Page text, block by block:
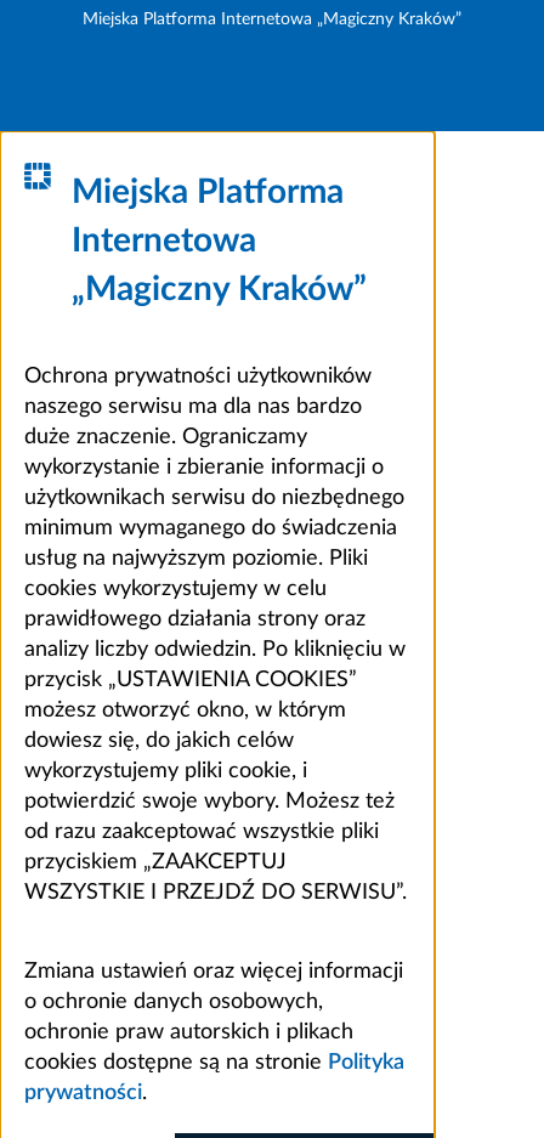
Miejska Platforma Internetowa „Magiczny Kraków”
Miejska Platforma
Internetowa
„Magiczny Kraków”
Ochrona prywatności użytkowników
naszego serwisu ma dla nas bardzo
duże znaczenie. Ograniczamy
wykorzystanie i zbieranie informacji o
użytkownikach serwisu do niezbędnego
minimum wymaganego do świadczenia
usług na najwyższym poziomie. Pliki
cookies wykorzystujemy w celu
prawidłowego działania strony oraz
analizy liczby odwiedzin. Po kliknięciu w
przycisk „USTAWIENIA COOKIES”
możesz otworzyć okno, w którym
dowiesz się, do jakich celów
wykorzystujemy pliki cookie, i
potwierdzić swoje wybory. Możesz też
od razu zaakceptować wszystkie pliki
przyciskiem „ZAAKCEPTUJ
WSZYSTKIE I PRZEJDŹ DO SERWISU”.
Zmiana ustawień oraz więcej informacji
o ochronie danych osobowych,
ochronie praw autorskich i plikach
cookies dostępne są na stronie Polityka
prywatności.